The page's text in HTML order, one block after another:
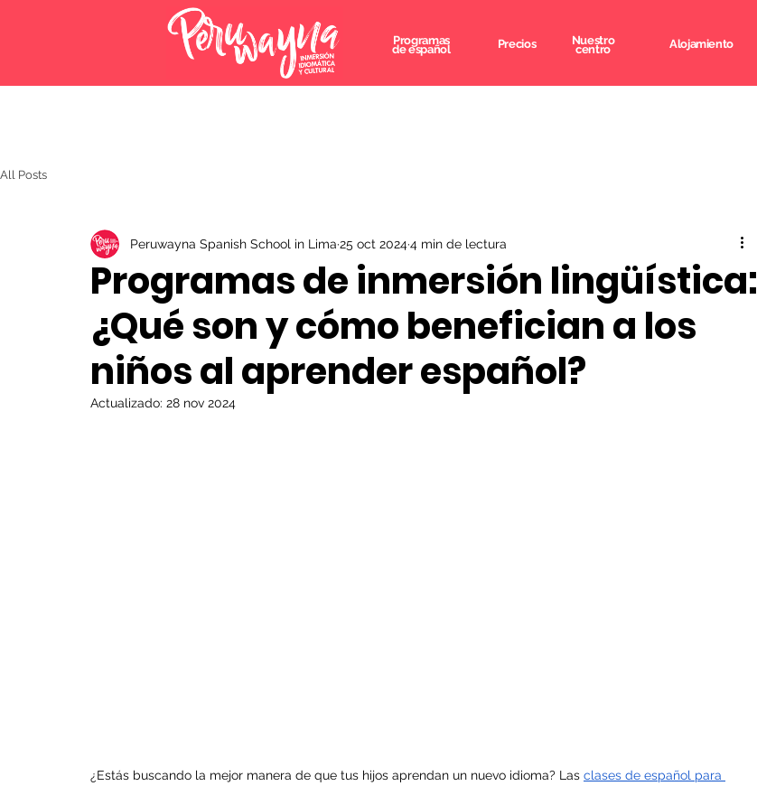
Programas
de español Precios Nuestro
centro Alojamiento
All Posts
Programas de inmersión lingüística:
¿Qué son y cómo benefician a los
niños al aprender español?
Peruwayna Spanish School in Lima 25 oct 20244 min de lectura
Actualizado: 28 nov 2024
¿Estás buscando la mejor manera de que tus hijos aprendan un nuevo idioma? Las clases de español para